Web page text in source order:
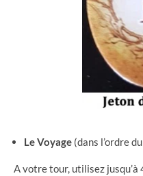
Le Voyage (dans l’ordre
A votre tour, utilisez jusqu’à